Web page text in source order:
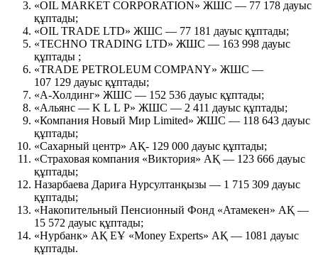
«OIL MARKET CORPORATION» ЖШС — 77 178 дауыс
құптады;
«OIL TRADE LTD» ЖШС — 77 181 дауыс құптады;
«TECHNO TRADING LTD» ЖШС — 163 998 дауыс
құптады ;
«TRADE PETROLEUM COMPANY» ЖШС —
107 129 дауыс құптады;
«А-Холдинг» ЖШС — 152 536 дауыс құптады;
«Альянс — K L L P» ЖШС — 2 411 дауыс құптады;
«Компания Новый Мир Limited» ЖШС — 118 643 дауыс
құптады;
«Сахарный центр» АҚ- 129 000 дауыс құптады;
«Страховая компания «Виктория» АҚ — 123 666 дауыс
құптады;
Назарбаева Дариға Нурсултанқызы — 1 715 309 дауыс
құптады;
«Накопительный Пенсионный Фонд «Атамекен» АҚ —
15 572 дауыс құптады;
«Нурбанк» АҚ ЕҰ «Money Experts» АҚ — 1081 дауыс
құптады.